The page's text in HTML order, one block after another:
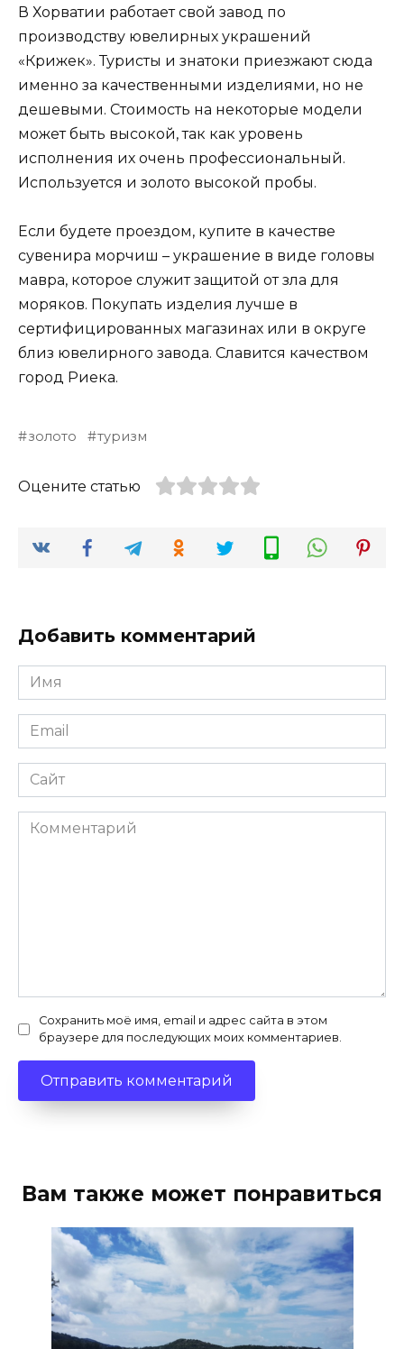
В Хорватии работает свой завод по
производству ювелирных украшений
«Крижек». Туристы и знатоки приезжают сюда
именно за качественными изделиями, но не
дешевыми. Стоимость на некоторые модели
может быть высокой, так как уровень
исполнения их очень профессиональный.
Используется и золото высокой пробы.
Если будете проездом, купите в качестве
сувенира морчиш – украшение в виде головы
мавра, которое служит защитой от зла для
моряков. Покупать изделия лучше в
сертифицированных магазинах или в округе
близ ювелирного завода. Славится качеством
город Риека.
золото туризм
Оцените статью
Добавить комментарий
Имя
*
Email
*
Сайт
Комментарий
Сохранить моё имя, email и адрес сайта в этом
браузере для последующих моих комментариев.
Вам также может понравиться